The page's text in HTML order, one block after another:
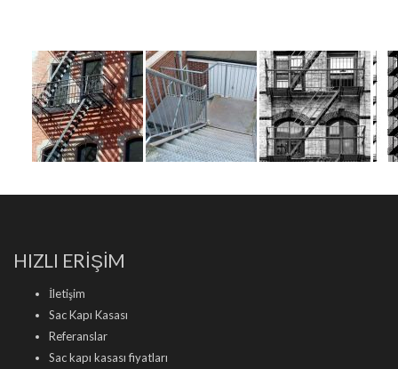
HIZLI ERİŞİM
İletişim
Sac Kapı Kasası
Referanslar
Sac kapı kasası fiyatları